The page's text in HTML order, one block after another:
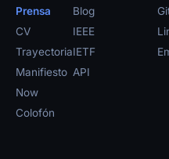
Prensa
CV
Trayectoria
Manifiesto
Now
Colofón
Blog
IEEE
IETF
API